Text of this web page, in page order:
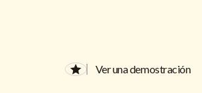
Ver una demostración